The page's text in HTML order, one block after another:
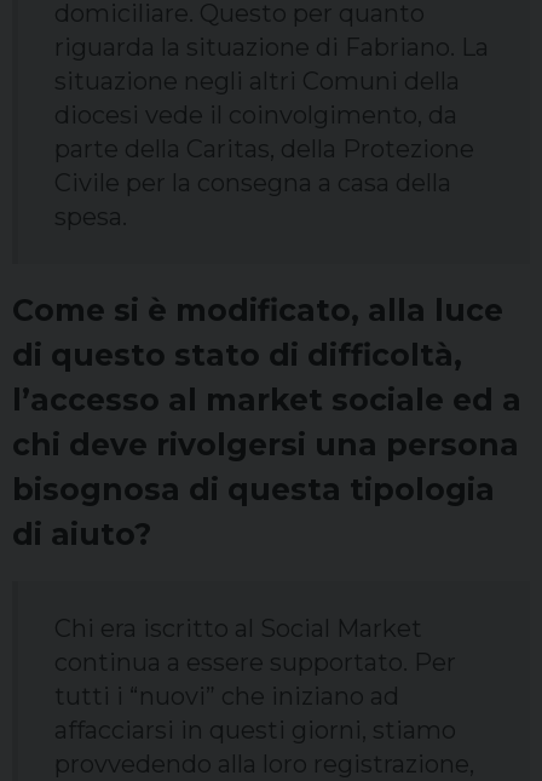
domiciliare. Questo per quanto
riguarda la situazione di Fabriano. La
situazione negli altri Comuni della
diocesi vede il coinvolgimento, da
parte della Caritas, della Protezione
Civile per la consegna a casa della
spesa.
Come si è modificato, alla luce
di questo stato di difficoltà,
l’accesso al market sociale ed a
chi deve rivolgersi una persona
bisognosa di questa tipologia
di aiuto?
Chi era iscritto al Social Market
continua a essere supportato. Per
tutti i “nuovi” che iniziano ad
affacciarsi in questi giorni, stiamo
provvedendo alla loro registrazione,